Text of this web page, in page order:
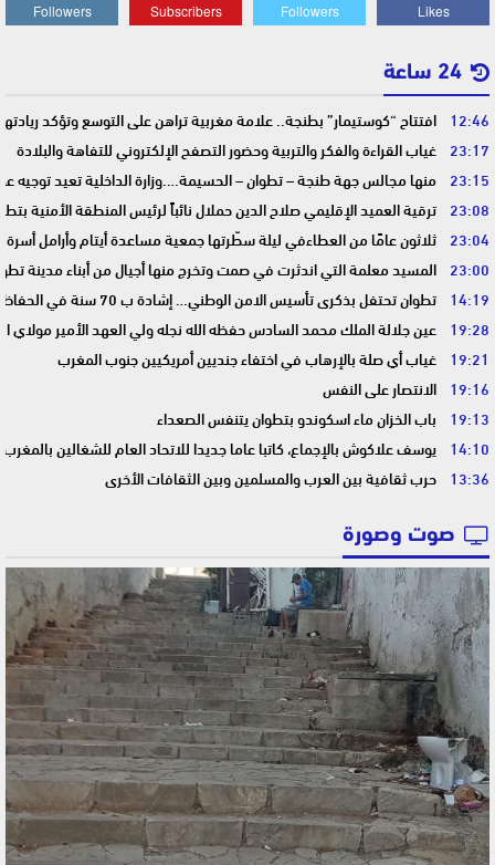
Likes
Followers
Subscribers
Followers
12:46 افتتاح “كوستيمار” بطنجة.. علامة مغربية تراهن على التوسع وتؤكد
23:17 غياب القراءة والفكر والتربية وحضور التصفح الإلكتروني للتفاهة والبلادة
23:15 منها مجالس جهة طنجة – تطوان – الحسيمة….وزارة الداخلية تعيد توجيه
23:08 ترقية العميد الإقليمي صلاح الدين حملال نائباً لرئيس المنطقة الأمنية
23:04 ثلاثون عامًا من العطاءفي ليلة سطّرتها جمعية مساعدة أيتام وأرامل
23:00 المسيد معلمة التي اندثرت في صمت وتخرج منها أجيال من أبناء مدينة
14:19 تطوان تحتفل بذكرى تأسيس الامن الوطني… إشادة ب 70 سنة في الحفاظ على استقرار الوطن وضمان أمن المواطنين
19:28 عين جلالة الملك محمد السادس حفظه الله نجله ولي العهد الأمير
19:21 غياب أي صلة بالإرهاب في اختفاء جنديين أمريكيين جنوب المغرب
19:16 الانتصار على النفس
19:13 باب الخزان ماء اسكوندو بتطوان يتنفس الصعداء
14:10 يوسف علاكوش بالإجماع، كاتبا عاما جديدا للاتحاد العام للشغالين بالمغرب
13:36 حرب ثقافية بين العرب والمسلمين وبين الثقافات الأخرى
صوت وصورة